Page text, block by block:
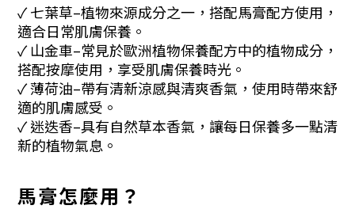
✓ 七葉草–植物來源成分之一，搭配馬膏配方使用，
適合日常肌膚保養。
✓ 山金車–常見於歐洲植物保養配方中的植物成分，
搭配按摩使用，享受肌膚保養時光。
✓ 薄荷油–帶有清新涼感與清爽香氣，使用時帶來舒
適的肌膚感受。
✓ 迷迭香–具有自然草本香氣，讓每日保養多一點清
新的植物氣息。
馬膏怎麼用？